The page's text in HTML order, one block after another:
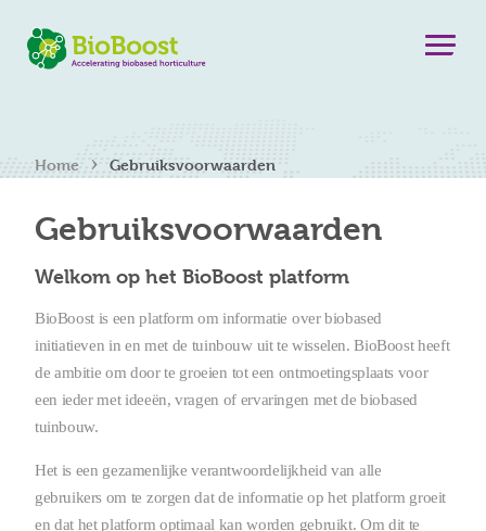
Home › Gebruiksvoorwaarden
Gebruiksvoorwaarden
Welkom op het BioBoost platform
BioBoost is een platform om informatie over biobased
initiatieven in en met de tuinbouw uit te wisselen. BioBoost heeft
de ambitie om door te groeien tot een ontmoetingsplaats voor
een ieder met ideeën, vragen of ervaringen met de biobased
tuinbouw.
Het is een gezamenlijke verantwoordelijkheid van alle
gebruikers om te zorgen dat de informatie op het platform groeit
en dat het platform optimaal kan worden gebruikt. Om dit te